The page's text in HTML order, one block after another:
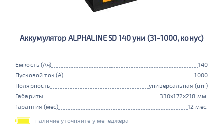
Аккумулятор ALPHALINE SD 140 уни (31-1000, конус)
Емкость (Ач)
140
Пусковой ток (А)
1000
Полярность
универсальная (uni)
Габариты
330x172x218 мм.
Гарантия (мес)
12 мес.
наличие уточняйте у менеджера